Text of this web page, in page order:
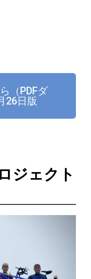
（PDFダ
26日版
ジェクト